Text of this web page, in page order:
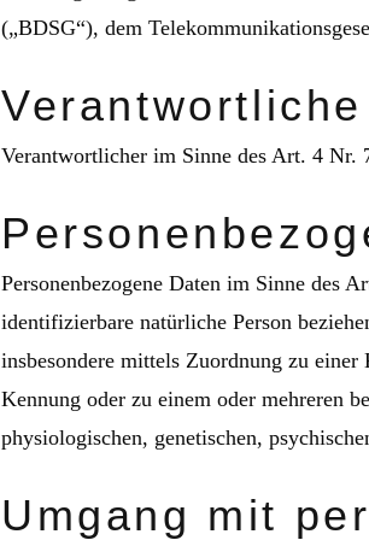
(„BDSG“), dem
Verantwortlicher im Sinne des Art. 4
Personenbezogene Daten im Sinne des
identifizierbare natürliche Person
insbesondere mittels Zuordnung zu
Kennung oder zu einem oder mehreren
physiologischen, genetischen,
Umgang mit